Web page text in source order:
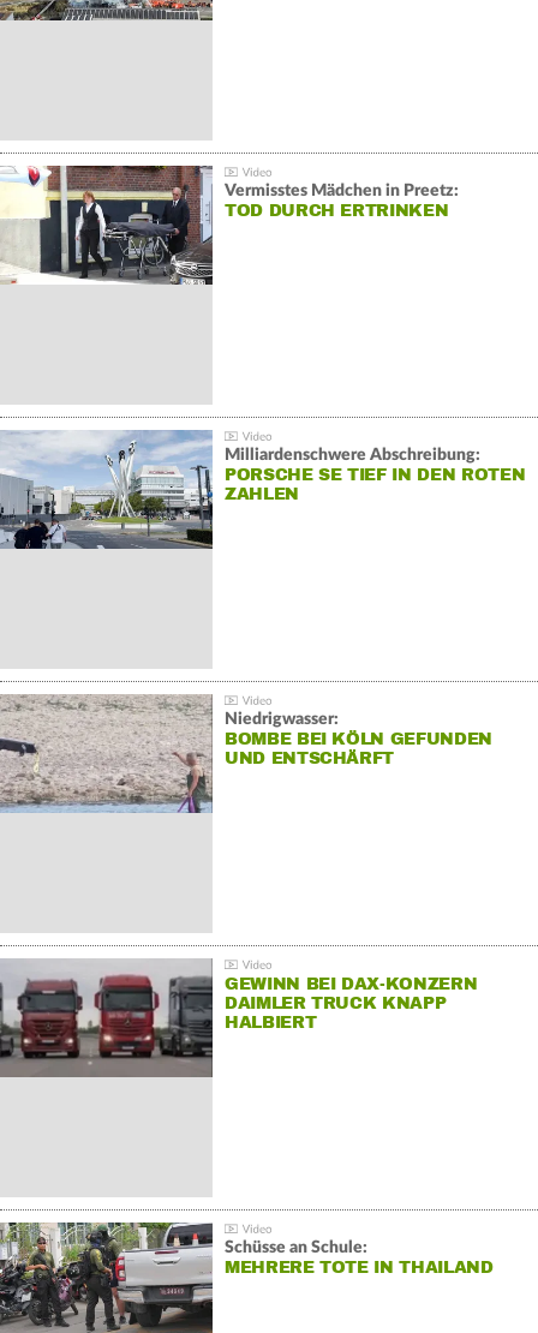
Vermisstes Mädchen in Preetz:
TOD DURCH ERTRINKEN
Milliardenschwere Abschreibung:
PORSCHE SE TIEF IN DEN ROTEN
ZAHLEN
Niedrigwasser:
BOMBE BEI KÖLN GEFUNDEN
UND ENTSCHÄRFT
GEWINN BEI DAX-KONZERN
DAIMLER TRUCK KNAPP
HALBIERT
Schüsse an Schule:
MEHRERE TOTE IN THAILAND